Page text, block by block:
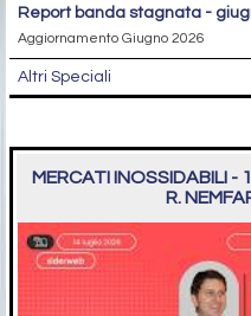
report banda stagnata -
Aggiornamento Giugno 2026
Altri Speciali
MERCATI INOSSIDABILI -
R.